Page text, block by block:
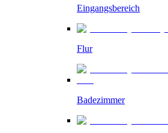
Eingangsbereich
Flur
Badezimmer